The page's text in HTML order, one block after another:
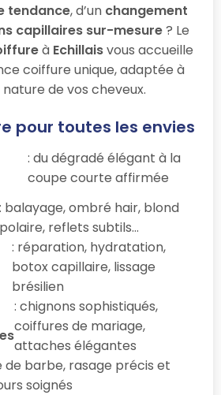
tendance, d’un changement
capillaires sur-mesure? Le
à Echillaisvous accueille
coiffure unique, adaptée à
de vos cheveux.
pour toutes les envies
: du dégradé élégant à la
coupe courte affirmée
: balayage, ombré hair, blond
polaire, reflets subtils…
: réparation, hydratation,
botox capillaire, lissage
brésilien
: chignons sophistiqués,
coiffures de mariage,
attaches élégantes
de barbe, rasage précis et
soignés